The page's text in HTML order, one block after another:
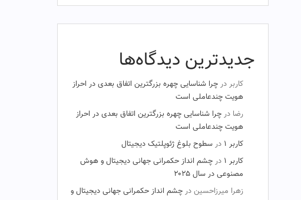
جدیدترین دیدگاه‌ها
کاربردر چرا شناسایی چهره بزرگترین اتفاق بعدی در احراز
هویت چندعاملی است
رضا در چرا شناسایی چهره بزرگترین اتفاق بعدی در احراز
هویت چندعاملی است
کاربر ۱
در سطوح بلوغ ژئوپلتیک دیجیتال
کاربر ۱
در چشم‌ انداز حکمرانی جهانی دیجیتال و هوش
مصنوعی در سال ۲۰۲۵
زهرا میرزاحسیندر چشم‌ انداز حکمرانی جهانی دیجیتال و